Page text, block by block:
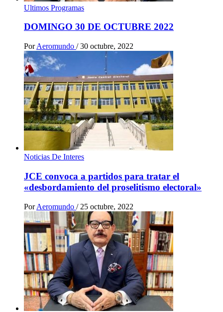
Ultimos Programas
DOMINGO 30 DE OCTUBRE 2022
Por Aeromundo / 30 octubre, 2022
Noticias De Interes
JCE convoca a partidos para tratar el
«desbordamiento del proselitismo electoral»
Por Aeromundo / 25 octubre, 2022